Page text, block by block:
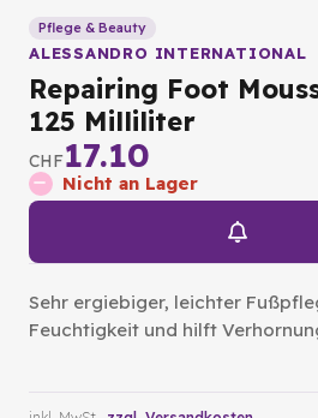
Pflege & Beauty
ALESSANDRO INTERNATIONAL
Repairing Foot
125 Milliliter
CHF17.10
Nicht an Lager
Sehr ergiebiger, leichter
Feuchtigkeit und hilft